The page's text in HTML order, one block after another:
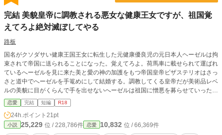
完結 美貌皇帝に調教される悪女な健康王女ですが、祖国覚
えてろよ絶対滅ぼしてやる
路板
国名がクソダサい健康王国王女に転生した元健康優良児の元日本人ヘーゼルは拘
束されて帝国に送られることになった。覚えてろよ。荷馬車に載せられて運ばれ
ているへーゼルを見に来た美と愛の神の加護をもつ帝国皇帝ビザステリオはさっ
さと道中でへーゼルを手篭めにして結婚する。調教してくる皇帝だが美術品レベ
ルの美貌に目がくらんで手を出せないへーゼルは祖国に憎悪を募らせていった。
護衛騎士を削りながらもラブラブ生活を送っていたヘーゼルと皇帝ビザステリオ
だったが帝国元老院の結婚反対派が直談判しにきてあまりの無礼さに手始めに王
国を滅ぼそうと出奔するヘーゼル。しかし既に祖国健康王国は……。
恋愛 完結 短編 R18
24h.ポイント 21pt
小説 25,229 位 / 228,786件 恋愛 10,832 位 / 66,369件